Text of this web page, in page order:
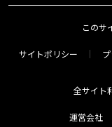
このサ
サイトポリシー
全サイト
運営会社